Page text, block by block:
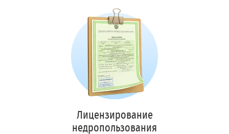
Лицензирование
недропользования